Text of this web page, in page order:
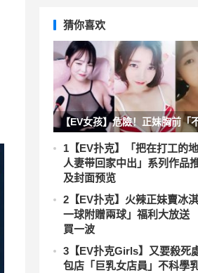
猜你喜欢
【EV女孩】危險！正妹胸前「
動」好搶鏡，「乳波滿滿」向
來！
1 【EV扑克】「把在打工的
人妻带回家中出」系列作品
及封面预览
2 【EV扑克】火辣正妹賣冰
一球附贈兩球」福利大放
買一波
3 【EV扑克Girls】又要殺死
包店「巨乳女店員」不科學乳